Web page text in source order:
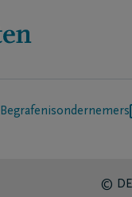
Begrafenisondernemers
©